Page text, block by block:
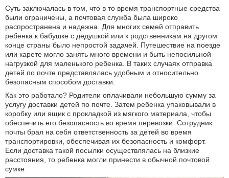
Суть заключалась в том, что в то время транспортные средства
были ограничены, а почтовая служба была широко
распространена и надежна. Для многих семей отправить
ребенка к бабушке с дедушкой или к родственникам на другом
конце страны было непростой задачей. Путешествие на поезде
или карете могло занять много времени и быть непосильной
нагрузкой для маленького ребенка. В таких случаях отправка
детей по почте представлялась удобным и относительно
безопасным способом доставки.
Как это работало? Родители оплачивали небольшую сумму за
услугу доставки детей по почте. Затем ребенка упаковывали в
коробку или ящик с прокладкой из мягкого материала, чтобы
обеспечить его безопасность во время перевозки. Сотрудник
почты брал на себя ответственность за детей во время
транспортировки, обеспечивая их безопасность и комфорт.
Если доставка такой посылки осуществлялась на близкие
расстояния, то ребенка могли принести в обычной почтовой
сумке.